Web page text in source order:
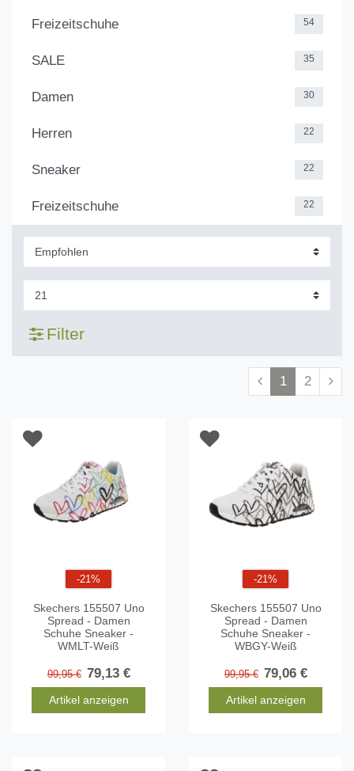
Freizeitschuhe 54
SALE 35
Damen 30
Herren 22
Sneaker 22
Freizeitschuhe 22
Filter
1 2
-21%
Skechers 155507 Uno
Spread - Damen
Schuhe Sneaker -
WMLT-Weiß
99,95 € 79,13 €
Artikel anzeigen
-21%
Skechers 155507 Uno
Spread - Damen
Schuhe Sneaker -
WBGY-Weiß
99,95 € 79,06 €
Artikel anzeigen